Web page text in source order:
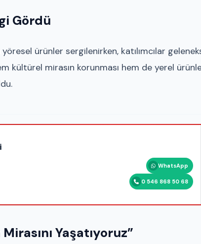
Gördü
ürünler sergilenirken, katılımcılar
kültürel mirasın korunması hem de yerel
WhatsApp
0 546 868 50 68
Yaşatıyoruz”